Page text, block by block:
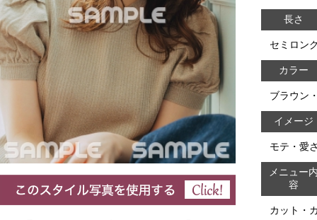
長さ
セミロン
カラー
ブラウン
イメージ
モテ・愛
メニュー
容
カット・